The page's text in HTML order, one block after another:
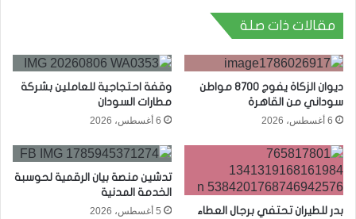
مقالات ذات صلة
ديوان الزكاة يفوج 8700 مواطن
سوداني من القاهرة
6 أغسطس، 2026
وقفة احتجاجية للعاملين بشركة
مطارات السودان
6 أغسطس، 2026
بدر للطيران تحتفي برجال العطاء
تدشين منصة بيان الرقمية لحوسبة
الخدمة المدنية
5 أغسطس، 2026